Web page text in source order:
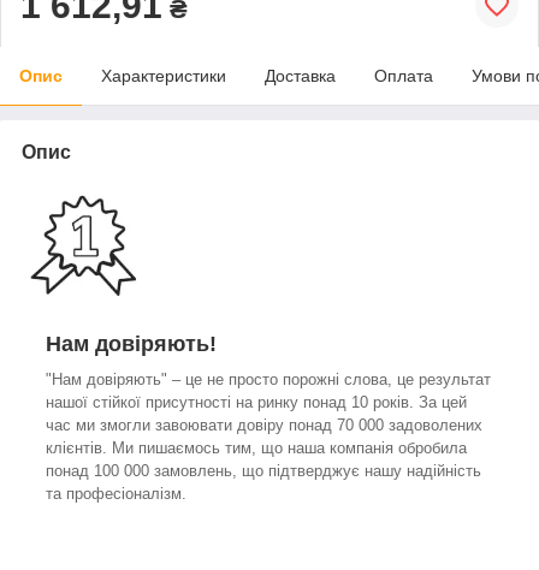
₴
Опис Характеристики Доставка Оплата Умови
Опис
Нам довіряють!
"Нам довіряють" – це не просто порожні слова, це результат
нашої стійкої присутності на ринку понад 10 років. За цей
час ми змогли завоювати довіру понад 70 000 задоволених
клієнтів. Ми пишаємось тим, що наша компанія обробила
понад 100 000 замовлень, що підтверджує нашу надійність
та професіоналізм.